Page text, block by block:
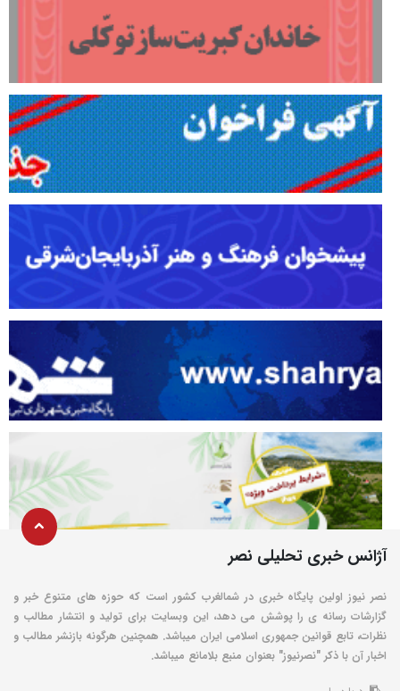
آژانس خبری تحلیلی نصر
نصر نیوز اولین پایگاه خبری در شمالغرب کشور است که حوزه های متنوع خبر و
گزارشات رسانه ی را پوشش می دهد، این وبسایت برای تولید و انتشار مطالب و
نظرات، تابع قوانین جمهوری اسلامی ایران میباشد. همچنین هرگونه بازنشر مطالب و
اخبار آن با ذکر "نصرنیوز" بعنوان منبع بلامانع میباشد.